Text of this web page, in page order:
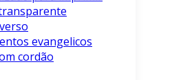
evangelicos
cordão